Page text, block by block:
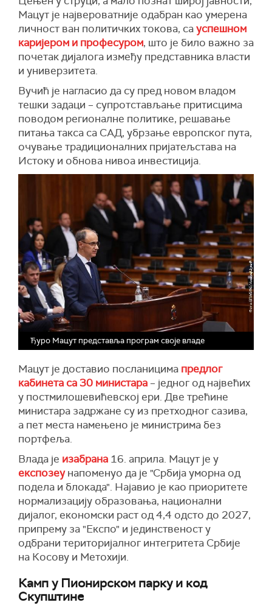
Мацут је највероватније одабран као умерена
личност ван политичких токова, сауспешном
каријером и професуром, што је било важно за
почетак дијалога између представника власти
и универзитета.
Вучић је нагласио да су пред новом владом
тешки задаци – супротстављање притисцима
поводом регионалне политике, решавање
питања такса са САД, убрзање европског пута,
очување традиционалних пријатељстава на
Истоку и обнова нивоа инвестиција.
Ђуро Мацут представља програм своје владе
Мацут је доставио посланицима предлог
кабинета са 30 министара – једног од највећих
у постмилошевићевској ери. Две трећине
министара задржане су из претходног сазива,
а пет места намењено је министрима без
портфеља.
Влада је изабрана 16. априла. Мацут је у
експозеунапоменуо да је "Србија уморна од
подела и блокада". Најавио је као приоритете
нормализацију образовања, национални
дијалог, економски раст од 4,4 одсто до 2027,
припрему за "Експо" и јединственост у
одбрани територијалног интегритета Србије
на Косову и Метохији.
Камп у Пионирском парку и код
Скупштине